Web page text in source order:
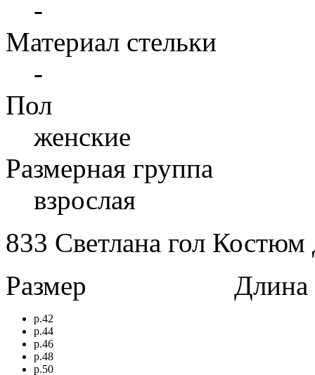
-
Материал стельки
-
Пол
женские
Размерная группа
взрослая
833 Светлана гол
Размер
Длина в
р.42
р.44
р.46
р.48
р.50